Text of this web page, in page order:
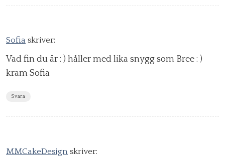
Sofia skriver:
Vad fin du är : ) håller med lika snygg som Bree : )
kram Sofia
Svara
MMCakeDesign skriver: